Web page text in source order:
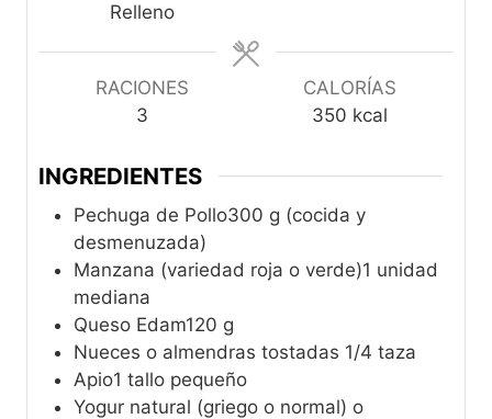
Relleno
RACIONES
3
CALORÍAS
350 kcal
INGREDIENTES
Pechuga de Pollo300 g (cocida y
desmenuzada)
Manzana (variedad roja o verde)1 unidad
mediana
Queso Edam120 g
Nueces o almendras tostadas 1/4 taza
Apio1 tallo pequeño
Yogur natural (griego o normal) o